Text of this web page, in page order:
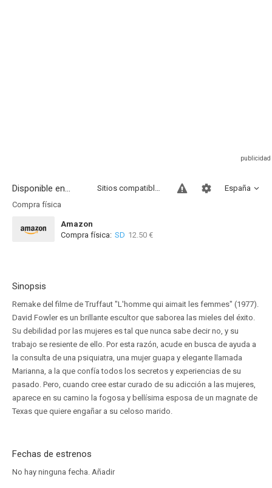
Disponible en... España
Sitios compatibles
Compra física
Amazon
Compra física: SD 12.50 €
Sinopsis
Remake del filme de Truffaut "L'homme qui aimait les femmes" (1977).
David Fowler es un brillante escultor que saborea las mieles del éxito.
Su debilidad por las mujeres es tal que nunca sabe decir no, y su
trabajo se resiente de ello. Por esta razón, acude en busca de ayuda a
la consulta de una psiquiatra, una mujer guapa y elegante llamada
Marianna, a la que confía todos los secretos y experiencias de su
pasado. Pero, cuando cree estar curado de su adicción a las mujeres,
aparece en su camino la fogosa y bellísima esposa de un magnate de
Texas que quiere engañar a su celoso marido.
Fechas de estrenos
No hay ninguna fecha. Añadir